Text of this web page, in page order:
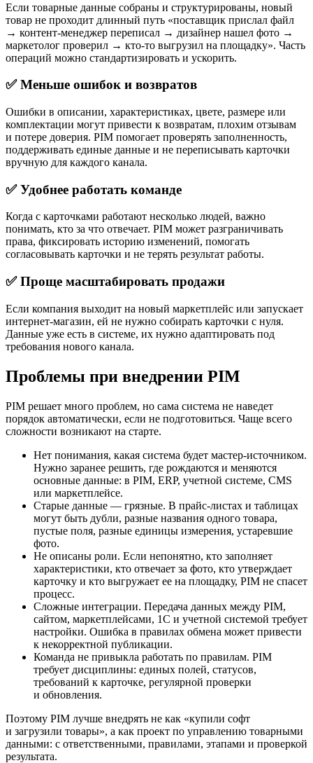
Если товарные данные собраны и структурированы, новый
товар не проходит длинный путь «поставщик прислал файл
→ контент-менеджер переписал → дизайнер нашел фото →
маркетолог проверил → кто-то выгрузил на площадку». Часть
операций можно стандартизировать и ускорить.
✅ Меньше ошибок и возвратов
Ошибки в описании, характеристиках, цвете, размере или
комплектации могут привести к возвратам, плохим отзывам
и потере доверия. PIM помогает проверять заполненность,
поддерживать единые данные и не переписывать карточки
вручную для каждого канала.
✅ Удобнее работать команде
Когда с карточками работают несколько людей, важно
понимать, кто за что отвечает. PIM может разграничивать
права, фиксировать историю изменений, помогать
согласовывать карточки и не терять результат работы.
✅ Проще масштабировать продажи
Если компания выходит на новый маркетплейс или запускает
интернет-магазин, ей не нужно собирать карточки с нуля.
Данные уже есть в системе, их нужно адаптировать под
требования нового канала.
Проблемы при внедрении PIM
PIM решает много проблем, но сама система не наведет
порядок автоматически, если не подготовиться. Чаще всего
сложности возникают на старте.
Нет понимания, какая система будет мастер-источником.
Нужно заранее решить, где рождаются и меняются
основные данные: в PIM, ERP, учетной системе, CMS
или маркетплейсе.
Старые данные — грязные. В прайс-листах и таблицах
могут быть дубли, разные названия одного товара,
пустые поля, разные единицы измерения, устаревшие
фото.
Не описаны роли. Если непонятно, кто заполняет
характеристики, кто отвечает за фото, кто утверждает
карточку и кто выгружает ее на площадку, PIM не спасет
процесс.
Сложные интеграции. Передача данных между PIM,
сайтом, маркетплейсами, 1С и учетной системой требует
настройки. Ошибка в правилах обмена может привести
к некорректной публикации.
Команда не привыкла работать по правилам. PIM
требует дисциплины: единых полей, статусов,
требований к карточке, регулярной проверки
и обновления.
Поэтому PIM лучше внедрять не как «купили софт
и загрузили товары», а как проект по управлению товарными
данными: с ответственными, правилами, этапами и проверкой
результата.